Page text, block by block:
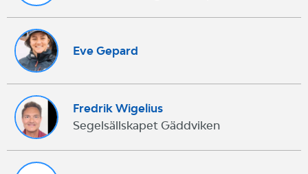
Eve Gepard
Fredrik Wigelius
Segelsällskapet Gäddviken